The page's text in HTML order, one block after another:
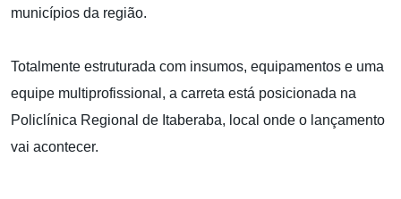
municípios da região.
Totalmente estruturada com insumos, equipamentos e uma
equipe multiprofissional, a carreta está posicionada na
Policlínica Regional de Itaberaba, local onde o lançamento
vai acontecer.